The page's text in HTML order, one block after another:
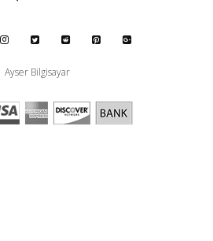
Ayser Bilgisayar